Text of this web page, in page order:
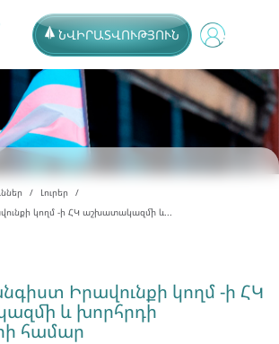
ՆՎԻՐԱՏՎՈՒԹՅՈՒՆ
Լուրեր
կողմ -ի ՀԿ աշխատակազմի և...
Իրավունքի կողմ -ի ՀԿ
և խորհրդի
համար